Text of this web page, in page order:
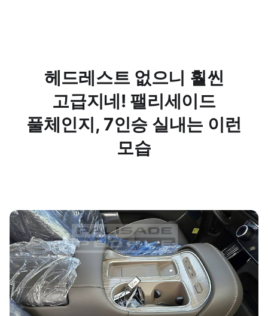
헤드레스트 없으니 훨씬
고급지네! 팰리세이드
풀체인지, 7인승 실내는 이런
모습